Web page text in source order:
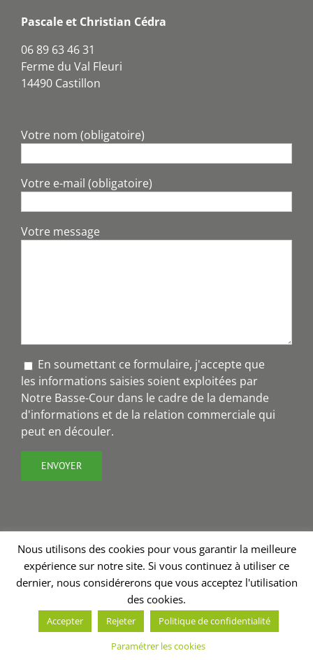
Pascale et Christian Cédra
06 89 63 46 31
Ferme du Val Fleuri
14490 Castillon
Votre nom (obligatoire)
Votre e-mail (obligatoire)
Votre message
En soumettant ce formulaire, j'accepte que
les informations saisies soient exploitées par
Notre Basse-Cour dans le cadre de la demande
d'informations et de la relation commerciale qui
peut en découler.
Copyright 2018 - Notre Basse-Cour® | Création site internet
| Graphisme Valérie Burel
| Stratégie de
communication - rédactionAnnabelle Nevoux
Facebook
Nous utilisons des cookies pour vous garantir la meilleure
expérience sur notre site. Si vous continuez à utiliser ce
dernier, nous considérerons que vous acceptez l'utilisation
des cookies.
Accepter Rejeter
Politique de confidentialité
Paramétrer les cookies